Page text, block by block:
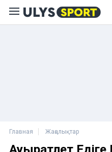
Главная Жаңалықтар